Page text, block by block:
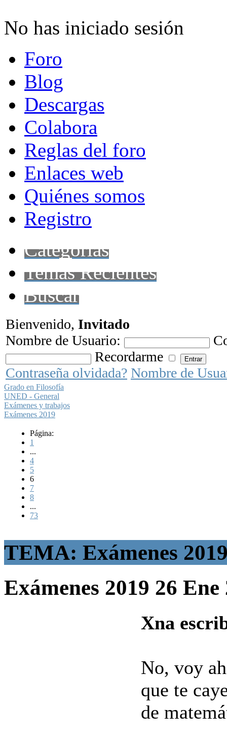
No has iniciado sesión
Foro
Blog
Descargas
Colabora
Reglas del foro
Enlaces web
Quiénes somos
Registro
Categorías
Temas Recientes
Buscar
Bienvenido, Invitado
Nombre de Usuario:
Recordarme
Contraseña olvidada? Nombre de
Grado en Filosofía
UNED - General
Exámenes y trabajos
Exámenes 2019
Página:
1
...
4
5
6
7
8
...
73
TEMA: Exámenes
Exámenes 2019 26
Xna
No, voy
que te
de